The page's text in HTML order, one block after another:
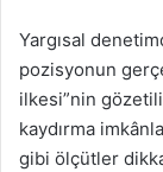
Yargısal
pozisyonun
ilkesi”nin
kaydırma
gibi ölçütler